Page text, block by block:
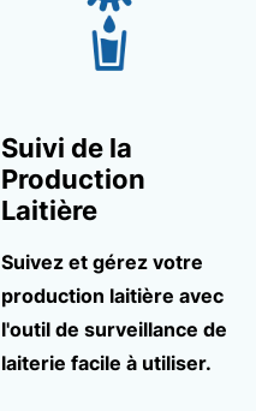
Suivi de la
Production
Laitière
Suivez et gérez votre
production laitière avec
l'outil de surveillance de
laiterie facile à utiliser.